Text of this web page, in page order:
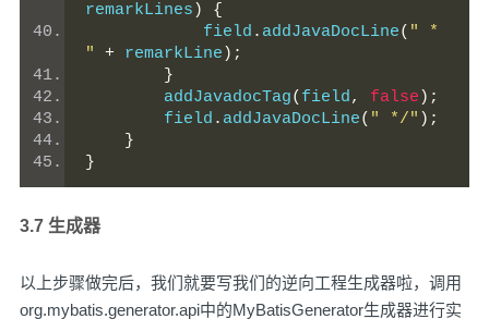
remarkLines )
{
            field
. addJavaDocLine( " *
"
+ remarkLine );
}
        addJavadocTag
( field, false );
        field
. addJavaDocLine( " */" );
}
}
3.7 生成器
以上步骤做完后，我们就要写我们的逆向工程生成器啦，调用
org.mybatis.generator.api中的MyBatisGenerator生成器进行实